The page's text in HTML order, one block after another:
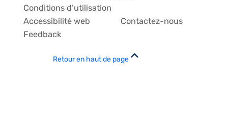
Conditions d’utilisation
Accessibilité web
Contactez-nous
Feedback
Retour en haut de page